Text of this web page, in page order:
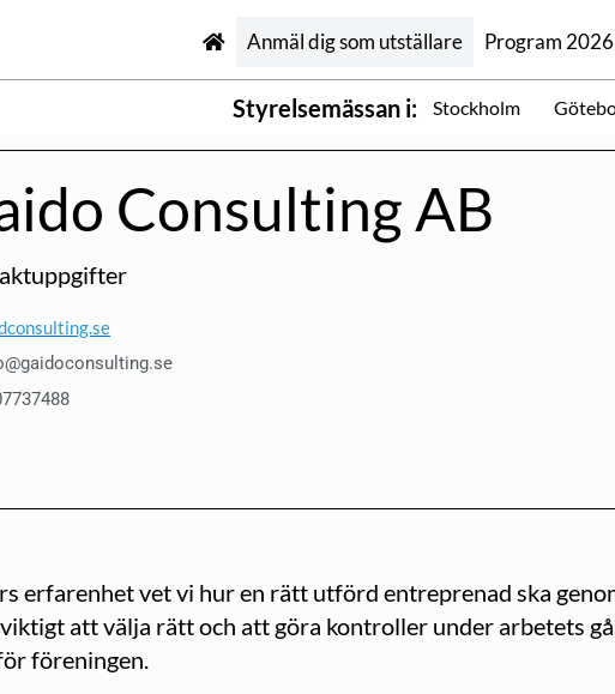
Anmäl dig som utställare Program 2026
Styrelsemässan i: Stockholm
Consulting AB
erfarenhet vet vi hur en rätt utförd entreprenad ska
att välja rätt och att göra kontroller under arbetets
föreningen.